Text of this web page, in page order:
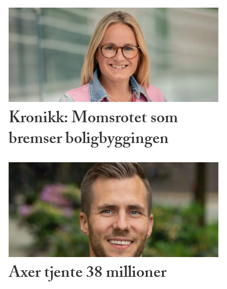
Kronikk: Momsrotet som
bremser boligbyggingen
Axer tjente 38 millioner